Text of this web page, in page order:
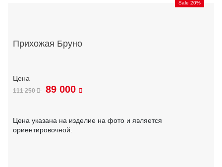
Sale 20%
Прихожая Бруно
111 250 89 000
Цена указана на изделие на фото и является
ориентировочной.